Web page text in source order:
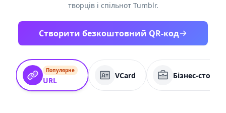
творців і спільнот Tumblr.
Створити безкоштовний QR-код
Популярне
URL
VCard Бізнес-